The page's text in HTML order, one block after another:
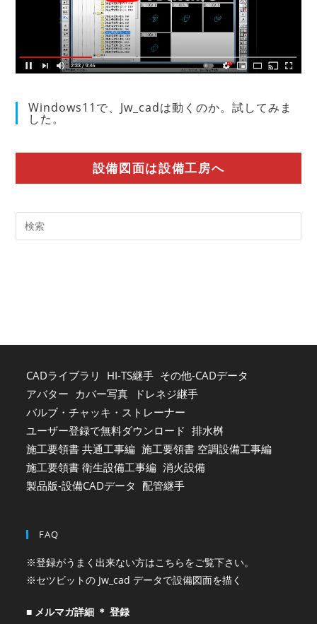
Windows11で、Jw_cadは動くのか。試してみま
した。
設備図面は設備工房へ
CADライブラリ HI-TS継手 その他-CADデータ
アバター カバー写真
ドレネジ継手
バルブ・チャッキ・ストレーナー
ユーザー登録で無料ダウンロード 排水桝
施工要領書 共通工事編 施工要領書 空調設備工事編
施工要領書 衛生設備工事編 消火設備
製品版-設備CADデータ 配管継手
FAQ
※登録がうまく出来ない方はこちらをご覧下さい。
※セツビットの Jw_cad データで設備図面を描く
■ メルマガ詳細 ＊ 登録